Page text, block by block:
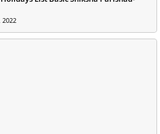
2022